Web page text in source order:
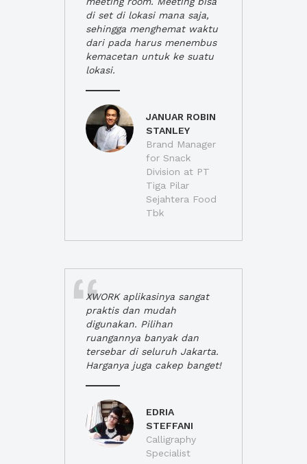
di set di lokasi mana saja,
sehingga menghemat waktu
dari pada harus menembus
kemacetan untuk ke suatu
lokasi.
JANUAR ROBIN
STANLEY
Brand Manager
for Snack
Division at PT
Tiga Pilar
Sejahtera Food
Tbk
XWORK aplikasinya sangat
praktis dan mudah
digunakan. Pilihan
ruangannya banyak dan
tersebar di seluruh Jakarta.
Harganya juga cakep banget!
EDRIA
STEFFANI
Calligraphy
Specialist